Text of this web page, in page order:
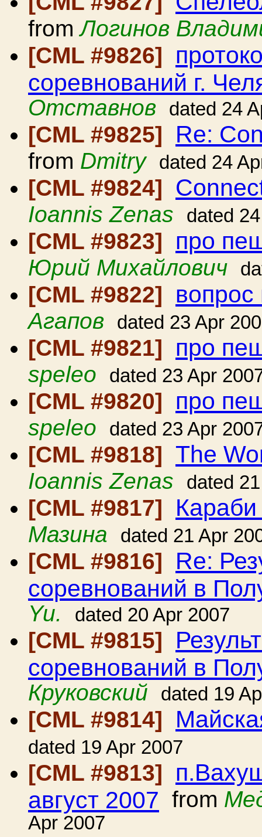
fromЛогинов
[CML #9826]
соревнований г.
Отставнов
dated 24
[CML #9825] Re:
from Dmitry dated 24
[CML #9824]
Ioannis Zenas dated
[CML #9823] про
Юрий Михайлович
[CML #9822] вопрос
Агапов dated 23 Apr
[CML #9821] про
speleo dated 23 Apr
[CML #9820] про
speleo dated 23 Apr
[CML #9818] The
Ioannis Zenas dated
[CML #9817]
Мазина dated 21 Apr
[CML #9816] Re:
соревнований в
Yu.
dated 20 Apr 2007
[CML #9815]
соревнований в
Круковский
dated 19
[CML #9814]
dated 19 Apr 2007
[CML #9813]
август 2007 from
Apr 2007